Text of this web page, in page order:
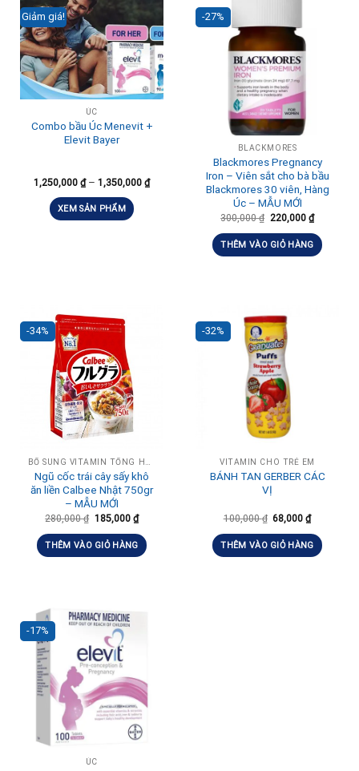
Giảm giá!
ÚC
Combo bầu Úc Menevit +
Elevit Bayer
1,250,000 ₫– 1,350,000 ₫
XEM SẢN PHẨM
-27%
BLACKMORES
Blackmores Pregnancy
Iron – Viên sắt cho bà bầu
Blackmores 30 viên, Hàng
Úc – MẪU MỚI
300,000₫ 220,000 ₫
THÊM VÀO GIỎ HÀNG
-34%
Ngũ cốc trái cây sấy khô
ăn liền Calbee Nhật 750gr
– MẪU MỚI
280,000₫ 185,000 ₫
THÊM VÀO GIỎ HÀNG
-32%
VITAMIN CHO TRẺ EM
BÁNH TAN GERBER CÁC
VỊ
100,000₫ 68,000₫
THÊM VÀO GIỎ HÀNG
-17%
ÚC